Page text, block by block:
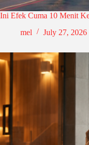
Ini Efek Cuma 10 Menit
mel
July 27, 2026